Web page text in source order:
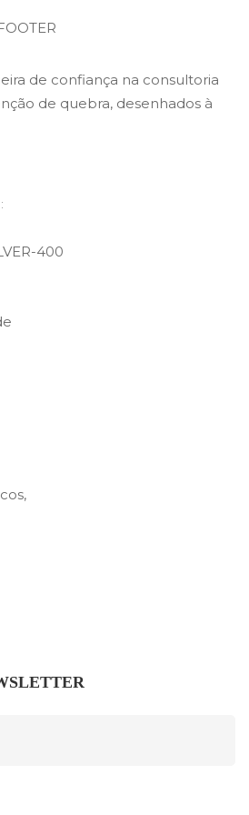
de confiança na consultoria
de quebra, desenhados à